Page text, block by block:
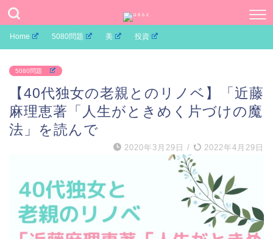
Home 5080問題 美 投資
5080問題
【40代独女の老親とのリノベ】「近藤
麻理恵著「人生がときめく片づけの魔
法」を読んで
2020年3月29日 / 2022年4月29日